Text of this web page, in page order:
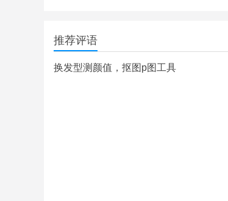
推荐评语
换发型测颜值，抠图p图工具